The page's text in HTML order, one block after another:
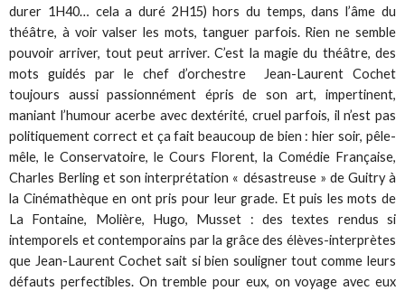
durer 1H40… cela a duré 2H15) hors du temps, dans l’âme du
théâtre, à voir valser les mots, tanguer parfois. Rien ne semble
pouvoir arriver, tout peut arriver. C’est la magie du théâtre, des
mots guidés par le chef d’orchestre Jean-Laurent Cochet
toujours aussi passionnément épris de son art, impertinent,
maniant l’humour acerbe avec dextérité, cruel parfois, il n’est pas
politiquement correct et ça fait beaucoup de bien : hier soir, pêle-
mêle, le Conservatoire, le Cours Florent, la Comédie Française,
Charles Berling et son interprétation « désastreuse » de Guitry à
la Cinémathèque en ont pris pour leur grade. Et puis les mots de
La Fontaine, Molière, Hugo, Musset : des textes rendus si
intemporels et contemporains par la grâce des élèves-interprètes
que Jean-Laurent Cochet sait si bien souligner tout comme leurs
défauts perfectibles. On tremble pour eux, on voyage avec eux